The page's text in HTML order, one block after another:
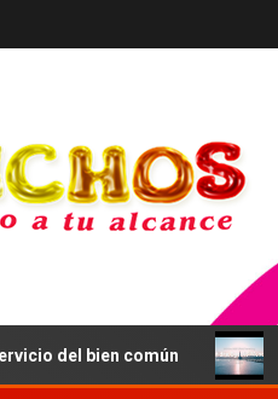
común Se da a